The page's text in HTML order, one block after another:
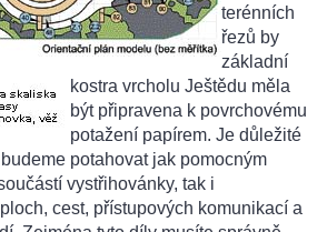
terénních
řezů by
základní
kostra vrcholu Ještědu měla
být připravena k povrchovému
potažení papírem. Je důležité
potahovat jak pomocným
vystřihovánky, tak i
cest, přístupových komunikací a